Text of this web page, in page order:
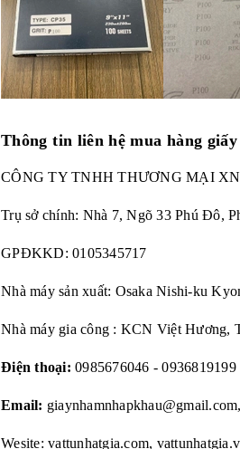
Thông tin liên hệ mua hàng
CÔNG TY TNHH THƯƠNG MẠI
Trụ sở chính: Nhà 7, Ngõ 33 Phú Đô,
GPĐKKD: 0105345717
Nhà máy sản xuất: Osaka Nishi-ku
Nhà máy gia công : KCN Việt Hương,
Điện thoại: 0985676046 - 0936819199
Email:
Wesite: vattunhatgia.com,